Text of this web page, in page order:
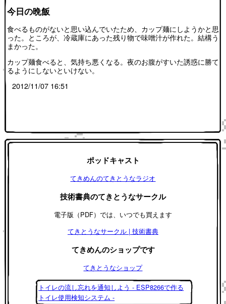
今日の晩飯
食べるものがないと思い込んでいたため、カップ麺にしようかと思
った。ところが、冷蔵庫にあった残り物で味噌汁が作れた。結構う
まかった。
カップ麺食べると、気持ち悪くなる。夜のお腹がすいた誘惑に勝て
るようにしないといけない。
2012/11/07 16:51
ポッドキャスト
てきめんのてきとうなラジオ
技術書典のてきとうなサークル
電子版（PDF）では、いつでも買えます
てきとうなサークル | 技術書典
てきめんのショップです
てきとうなショップ
トイレの流し忘れを通知しよう - ESP8266で作る
トイレ使用検知システム -